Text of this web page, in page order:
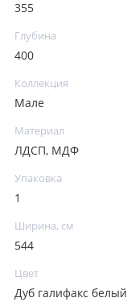
355
Глубина
400
Коллекция
Мале
Материал
ЛДСП, МДФ
Упаковка
1
Ширина, см
544
Цвет
Дуб галифакс белый